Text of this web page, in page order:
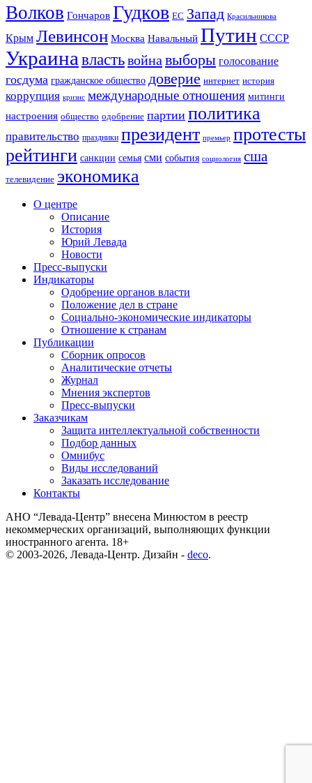
Волков Гончаров Гудков ЕС Запад Красильникова
Крым Левинсон Москва Навальный Путин СССР
Украина властьвойна выборы голосование
госдума гражданское общество доверие интернет история
коррупция кризис международные отношения митинги
настроения общество одобрение партии политика
правительство праздники президент премьер протесты
рейтинги санкции семья сми события социология сша
телевидение экономика
О центре
Описание
История
Юрий Левада
Новости
Пресс-выпуски
Индикаторы
Одобрение органов власти
Положение дел в стране
Социально-экономические индикаторы
Отношение к странам
Публикации
Сборник опросов
Аналитические отчеты
Журнал
Мнения экспертов
Пресс-выпуски
Заказчикам
Защита интеллектуальной собственности
Подбор данных
Омнибус
Виды исследований
Заказать исследование
Контакты
АНО “Левада-Центр” внесена Минюстом в реестр
некоммерческих организаций, выполняющих функции
иностранного агента. 18+
© 2003-2026, Левада-Центр. Дизайн - deco.